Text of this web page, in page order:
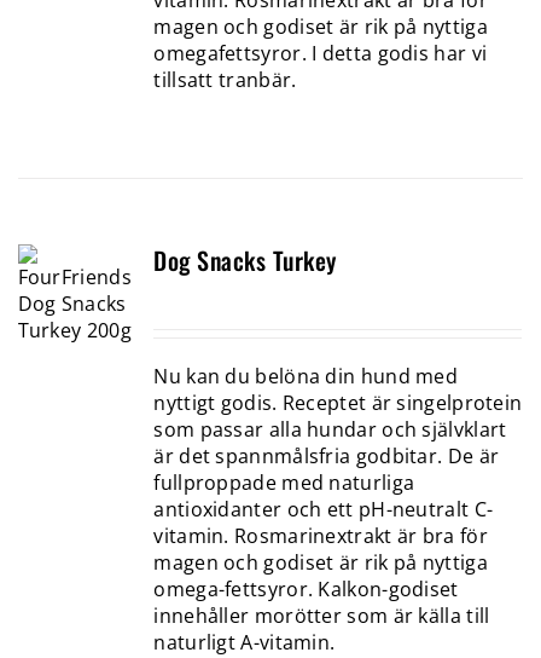
magen och godiset är rik på nyttiga
omegafettsyror. I detta godis har vi
tillsatt tranbär.
Dog Snacks Turkey
Nu kan du belöna din hund med
nyttigt godis. Receptet är singelprotein
som passar alla hundar och självklart
är det spannmålsfria godbitar. De är
fullproppade med naturliga
antioxidanter och ett pH-neutralt C-
vitamin. Rosmarinextrakt är bra för
magen och godiset är rik på nyttiga
omega-fettsyror. Kalkon-godiset
innehåller morötter som är källa till
naturligt A-vitamin.